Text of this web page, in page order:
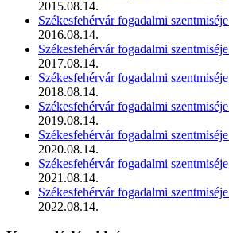
2015.08.14.
Székesfehérvár fogadalmi szentmiséje
2016.08.14.
Székesfehérvár fogadalmi szentmiséje
2017.08.14.
Székesfehérvár fogadalmi szentmiséje
2018.08.14.
Székesfehérvár fogadalmi szentmiséje
2019.08.14.
Székesfehérvár fogadalmi szentmiséje
2020.08.14.
Székesfehérvár fogadalmi szentmiséje
2021.08.14.
Székesfehérvár fogadalmi szentmiséje
2022.08.14.